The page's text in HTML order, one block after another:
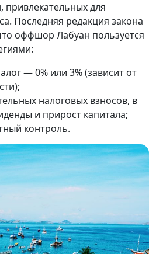
привлекательных для
Последняя редакция закона
оффшор Лабуан пользуется
— 0% или 3% (зависит от
налоговых взносов, в
и прирост капитала;
контроль.